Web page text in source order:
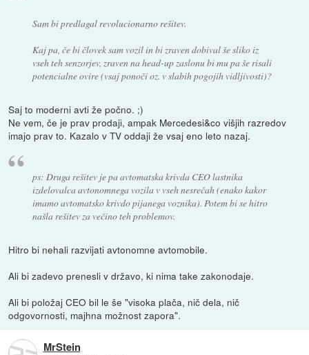
Sam bi predlagal revolucionarno rešitev.
Kaj pa, če bi človek sam vozil in bi zraven dobival še sliko iz
vseh teh senzorjev, zraven na head-up zaslonu bi mu pa še risali
potencialne ovire (vsaj ponoči oz. v slabih pogojih vidljivosti)?
Saj to moderni avti že počno. ;)
Ne vem, če je prav prodaji, ampak Mercedesi&co višjih razredov
imajo prav to. Kazalo v TV oddaji že vsaj eno leto nazaj.
ps: Druga rešitev je pa avtomatska krivda CEO lastnika
izdelovalca avtonomnega vozila v vseh nesrečah (enako kakor
imamo avtomatsko krivdo pijanega voznika). Potem bi se hitro
našla rešitev za večino teh problemov.
Hitro bi nehali razvijati avtonomne avtomobile.
Ali bi zadevo prenesli v državo, ki nima take zakonodaje.
Ali bi položaj CEO bil le še "visoka plača, nič dela, nič
odgovornosti, majhna možnost zapora".
MrStein